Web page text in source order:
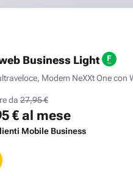
Business Light
Modem NeXXt One con
da 27,95 €
€al mese
Mobile Business